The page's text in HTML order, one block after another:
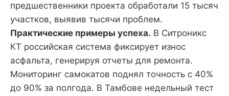
предшественники проекта обработали 15 тысяч
участков, выявив тысячи проблем.
Практические примеры успеха. В Ситроникс
КТ российская система фиксирует износ
асфальта, генерируя отчеты для ремонта.
Мониторинг самокатов поднял точность с 40%
до 90% за полгода. В Тамбове недельный тест